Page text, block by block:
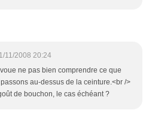
11/2008 20:24
ne pas bien comprendre ce que
au-dessus de la ceinture.<br />
de bouchon, le cas échéant ?